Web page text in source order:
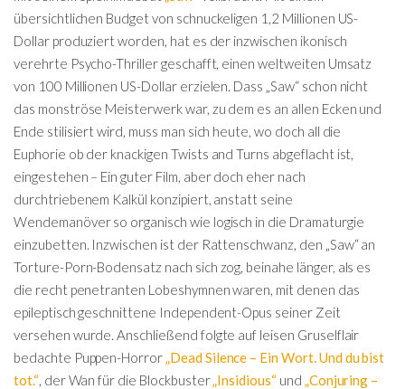
übersichtlichen Budget von schnuckeligen 1,2 Millionen US-
Dollar produziert worden, hat es der inzwischen ikonisch
verehrte Psycho-Thriller geschafft, einen weltweiten Umsatz
von 100 Millionen US-Dollar erzielen. Dass „Saw“ schon nicht
das monströse Meisterwerk war, zu dem es an allen Ecken und
Ende stilisiert wird, muss man sich heute, wo doch all die
Euphorie ob der knackigen Twists and Turns abgeflacht ist,
eingestehen – Ein guter Film, aber doch eher nach
durchtriebenem Kalkül konzipiert, anstatt seine
Wendemanöver so organisch wie logisch in die Dramaturgie
einzubetten. Inzwischen ist der Rattenschwanz, den „Saw“ an
Torture-Porn-Bodensatz nach sich zog, beinahe länger, als es
die recht penetranten Lobeshymnen waren, mit denen das
epileptisch geschnittene Independent-Opus seiner Zeit
versehen wurde. Anschließend folgte auf leisen Gruselflair
bedachte Puppen-Horror „Dead Silence – Ein Wort. Und du bist
tot.“, der Wan für die Blockbuster „Insidious“und „Conjuring –